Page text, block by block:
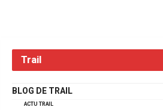
Trail
BLOG DE TRAIL
ACTU TRAIL